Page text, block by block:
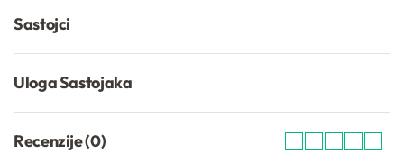
Sastojci
Uloga Sastojaka
Recenzije (0)